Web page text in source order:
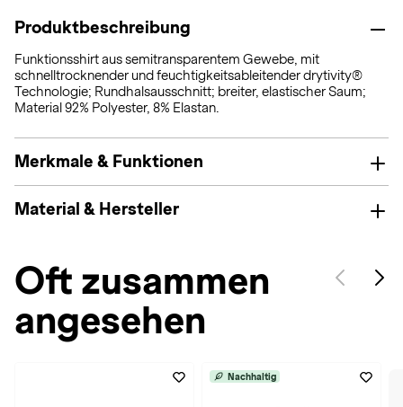
Produktbeschreibung
Funktionsshirt aus semitransparentem Gewebe, mit
schnelltrocknender und feuchtigkeitsableitender drytivity®
Technologie; Rundhalsausschnitt; breiter, elastischer Saum;
Material 92% Polyester, 8% Elastan.
Merkmale & Funktionen
Material & Hersteller
Oft zusammen
angesehen
Nachhaltig